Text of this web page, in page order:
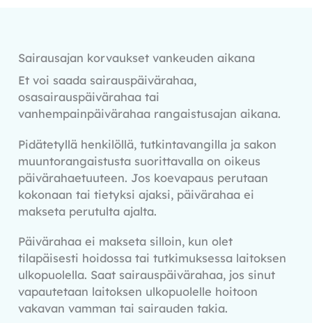
Sairausajan korvaukset vankeuden aikana
Et voi saada sairauspäivärahaa,
osasairauspäivärahaa tai
vanhempainpäivärahaa rangaistusajan aikana.
Pidätetyllä henkilöllä, tutkintavangilla ja sakon
muuntorangaistusta suorittavalla on oikeus
päivärahaetuuteen. Jos koevapaus perutaan
kokonaan tai tietyksi ajaksi, päivärahaa ei
makseta perutulta ajalta.
Päivärahaa ei makseta silloin, kun olet
tilapäisesti hoidossa tai tutkimuksessa laitoksen
ulkopuolella. Saat sairauspäivärahaa, jos sinut
vapautetaan laitoksen ulkopuolelle hoitoon
vakavan vamman tai sairauden takia.